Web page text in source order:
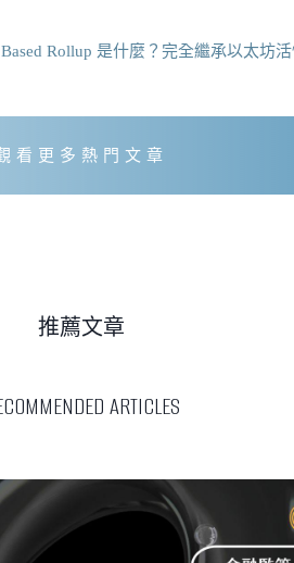
Rollup 是什麼？完全繼承以太坊
看更多熱門文章
ARTICLES
推薦文章